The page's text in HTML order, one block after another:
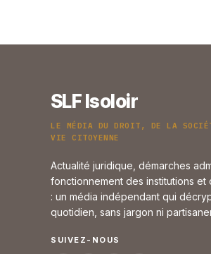
SLF Isoloir
LE MÉDIA DU DROIT, DE LA
VIE CITOYENNE
Actualité juridique, démarches
fonctionnement des institutions et
: un média indépendant qui
quotidien, sans jargon ni
SUIVEZ-NOUS